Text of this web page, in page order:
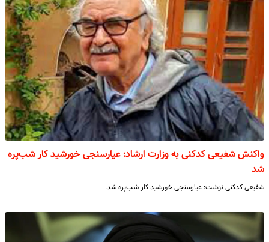
واکنش شفیعی کدکنی به وزارت ارشاد: عیارسنجی خورشید کار شب‌پره
شد
شفیعی کدکنی نوشت: عیارسنجی خورشید کار شب‌پره شد.